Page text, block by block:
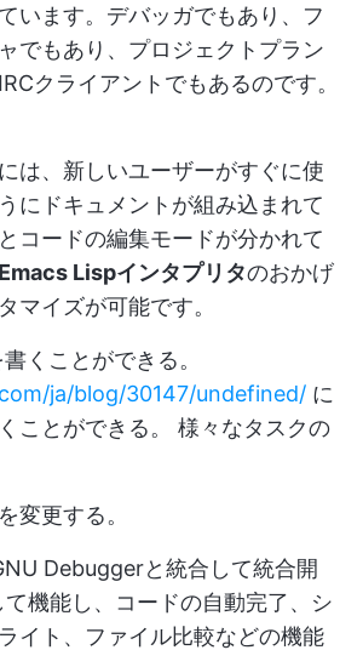
います。デバッガでもあり、フ
でもあり、プロジェクトプラン
クライアントでもあるのです。
は、新しいユーザーがすぐに使
にドキュメントが組み込まれて
コードの編集モードが分かれて
Emacs Lispインタプリタのおかげ
マイズが可能です。
くことができる。
ja/blog/30147/undefined/ に
ことができる。 様々なタスクの
変更する。
Debuggerと統合して統合開
機能し、コードの自動完了、シ
イト、ファイル比較などの機能